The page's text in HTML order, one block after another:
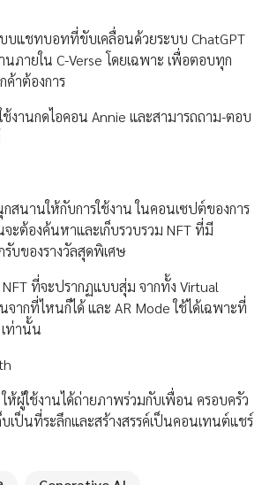
บแชทบอทที่ขับเคลื่อนด้วยระบบ ChatGPT
ภายใน C-Verse โดยเฉพาะ เพื่อตอบทุก
าต้องการ
ช้งานกดไอคอน Annie และสามารถถาม-ตอบ
สนานให้กับการใช้งาน ในคอนเซปต์ของการ
ะต้องค้นหาและเก็บรวบรวม NFT ที่มี
บของรางวัลสุดพิเศษ
NFT ที่จะปรากฏแบบสุ่ม จากทั้ง Virtual
จากที่ไหนก็ได้ และ AR Mode ใช้ได้เฉพาะที่
ท่านั้น
ห้ผู้ใช้งานได้ถ่ายภาพร่วมกับเพื่อน ครอบครัว
เป็นที่ระลึกและสร้างสรรค์เป็นคอนเทนต์แชร์